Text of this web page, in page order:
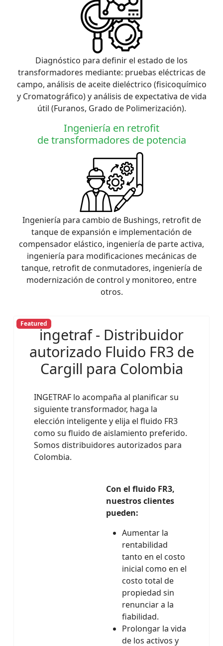
Diagnóstico para definir el estado de los
transformadores mediante: pruebas eléctricas de
campo, análisis de aceite dieléctrico (fisicoquímico
y Cromatográfico) y análisis de expectativa de vida
útil (Furanos, Grado de Polimerización).
Ingeniería en retrofit
de transformadores de potencia
Ingeniería para cambio de Bushings, retrofit de
tanque de expansión e implementación de
compensador elástico, ingeniería de parte activa,
ingeniería para modificaciones mecánicas de
tanque, retrofit de conmutadores, ingeniería de
modernización de control y monitoreo, entre
otros.
Featured
ingetraf - Distribuidor
autorizado Fluido FR3 de
Cargill para Colombia
INGETRAF lo acompaña al planificar su
siguiente transformador, haga la
elección inteligente y elija el fluido FR3
como su fluido de aislamiento preferido.
Somos distribuidores autorizados para
Colombia.
Con el fluido FR3,
nuestros clientes
pueden:
Aumentar la
rentabilidad
tanto en el costo
inicial como en el
costo total de
propiedad sin
renunciar a la
fiabilidad.
Prolongar la vida
de los activos y